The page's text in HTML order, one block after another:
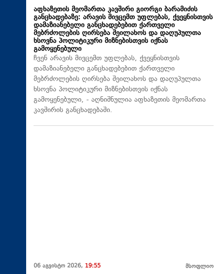
აფხაზეთის მეომართა კავშირი გიორგი ბარამიძის
განცხადებაზე: არავის მივცემთ უფლებას, ქვეყნისთვის
დამაზიანებელი განცხადებებით ქართველი
მებრძოლების ღირსება შეილახოს და დაღუპულთა
ხსოვნა პოლიტიკური მიზნებისთვის იქნას
გამოყენებული
ჩვენ არავის მივცემთ უფლებას, ქვეყნისთვის
დამაზიანებელი განცხადებებით ქართველი
მებრძოლების ღირსება შეილახოს და დაღუპულთა
ხსოვნა პოლიტიკური მიზნებისთვის იქნას
გამოყენებული, - აღნიშნულია აფხაზეთის მეომართა
კავშირის განცხადებაში.
06 აგვისტო 2026, 19:55 მსოფლიო